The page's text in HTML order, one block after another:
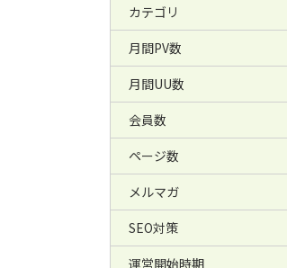
カテゴリ
月間PV数
月間UU数
会員数
ページ数
メルマガ
SEO対策
運営開始時期